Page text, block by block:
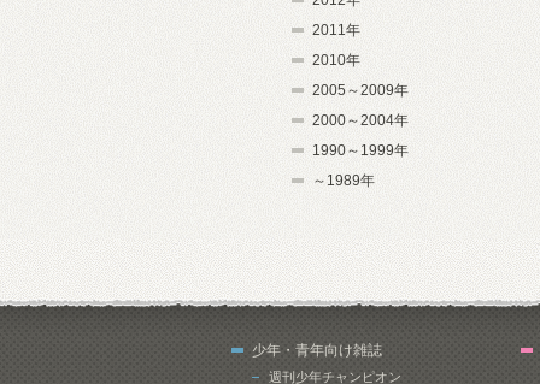
2011年
2010年
2005～2009年
2000～2004年
1990～1999年
～1989年
少年・青年向け雑誌
週刊少年チャンピオン